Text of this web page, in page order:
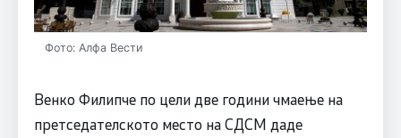
Фото: Алфа Вести
Венко Филипче по цели две години чмаење на
претседателското место на СДСМ даде